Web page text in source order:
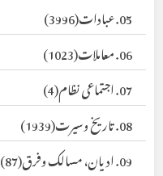
05. عبادات
(3996)
06. معاملات
(1023)
07. اجتماعی نظام
(4)
08. تاریخ وسیرت
(1939)
09. ادیان، مسالک وفرق
(87)